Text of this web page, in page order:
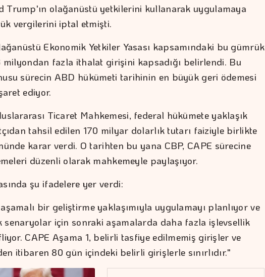
Trump'ın olağanüstü yetkilerini kullanarak uygulamaya
vergilerini iptal etmişti.
Ekonomik Yetkiler Yasası kapsamındaki bu gümrük
fazla ithalat girişini kapsadığı belirlendi. Bu
sürecin ABD hükümeti tarihinin en büyük geri ödemesi
ediyor.
Ticaret Mahkemesi, federal hükümete yaklaşık
tahsil edilen 170 milyar dolarlık tutarı faiziyle birlikte
karar verdi. O tarihten bu yana CBP, CAPE sürecine
düzenli olarak mahkemeyle paylaşıyor.
şu ifadelere yer verdi:
bir geliştirme yaklaşımıyla uygulamayı planlıyor ve
senaryolar için sonraki aşamalarda daha fazla işlevsellik
CAPE Aşama 1, belirli tasfiye edilmemiş girişler ve
itibaren 80 gün içindeki belirli girişlerle sınırlıdır."